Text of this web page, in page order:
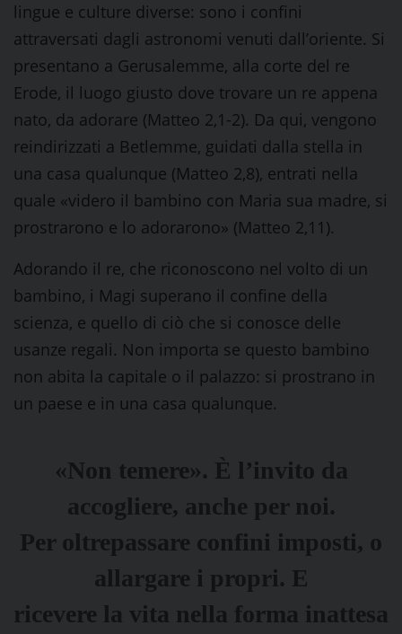
lingue e culture diverse: sono i confini
attraversati dagli astronomi venuti dall’oriente. Si
presentano a Gerusalemme, alla corte del re
Erode, il luogo giusto dove trovare un re appena
nato, da adorare (Matteo 2,1-2). Da qui, vengono
reindirizzati a Betlemme, guidati dalla stella in
una casa qualunque (Matteo 2,8), entrati nella
quale «videro il bambino con Maria sua madre, si
prostrarono e lo adorarono» (Matteo 2,11).
Adorando il re, che riconoscono nel volto di un
bambino, i Magi superano il confine della
scienza, e quello di ciò che si conosce delle
usanze regali. Non importa se questo bambino
non abita la capitale o il palazzo: si prostrano in
un paese e in una casa qualunque.
«Non temere». È l’invito da
accogliere, anche per noi.
Per oltrepassare confini imposti, o
allargare i propri. E
ricevere la vita nella forma inattesa